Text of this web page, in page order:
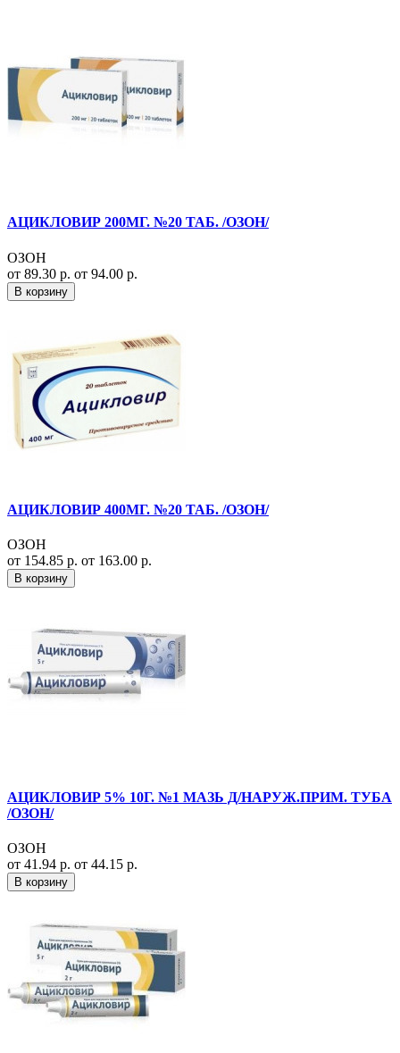
АЦИКЛОВИР 200МГ. №20 ТАБ. /ОЗОН/
ОЗОН
от 89.30 р. от 94.00 р.
В корзину
АЦИКЛОВИР 400МГ. №20 ТАБ. /ОЗОН/
ОЗОН
от 154.85 р. от 163.00 р.
В корзину
АЦИКЛОВИР 5% 10Г. №1 МАЗЬ Д/НАРУЖ.ПРИМ. ТУБА
/ОЗОН/
ОЗОН
от 41.94 р. от 44.15 р.
В корзину